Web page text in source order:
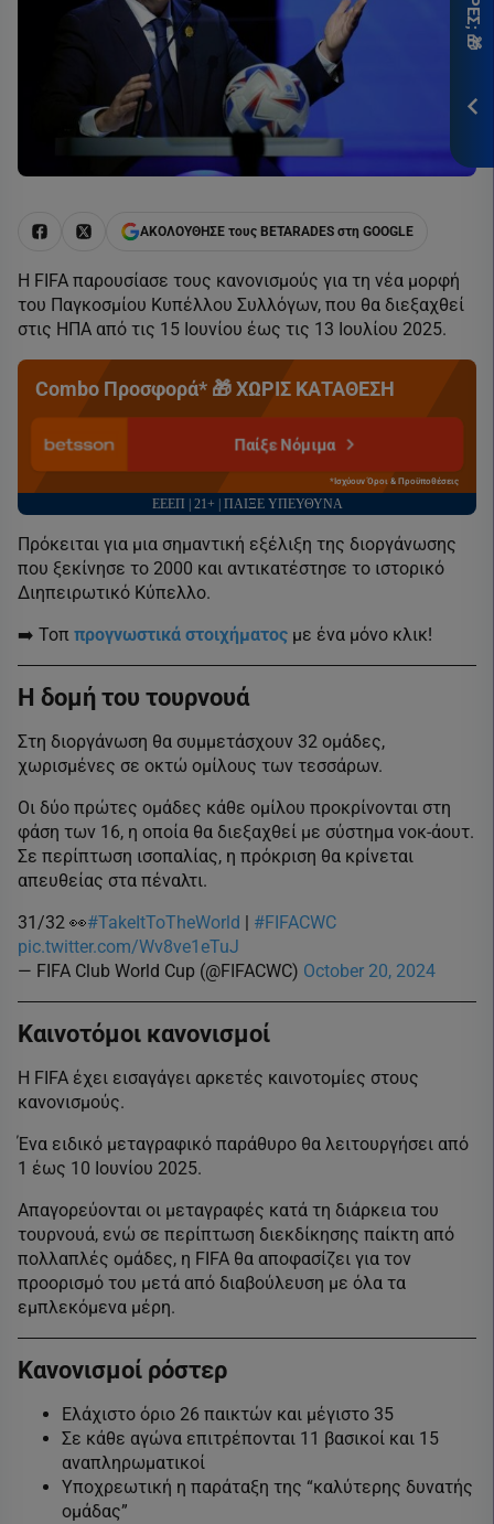
ΑΚΟΛΟΥΘΗΣΕ τους BETARADES στη GOOGLE
Η FIFA παρουσίασε τους κανονισμούς για τη νέα μορφή
του Παγκοσμίου Κυπέλλου Συλλόγων, που θα διεξαχθεί
στις ΗΠΑ από τις 15 Ιουνίου έως τις 13 Ιουλίου 2025.
Combo Προσφορά* 🎁 ΧΩΡΙΣ ΚΑΤΑΘΕΣΗ
Παίξε Νόμιμα
*Ισχύουν Όροι & Προϋποθέσεις
ΕΕΕΠ | 21+ | ΠΑΙΞΕ ΥΠΕΥΘΥΝΑ
Πρόκειται για μια σημαντική εξέλιξη της διοργάνωσης
που ξεκίνησε το 2000 και αντικατέστησε το ιστορικό
Διηπειρωτικό Κύπελλο.
➡️ Τοπ προγνωστικά στοιχήματος με ένα μόνο κλικ!
Η δομή του τουρνουά
Στη διοργάνωση θα συμμετάσχουν 32 ομάδες,
χωρισμένες σε οκτώ ομίλους των τεσσάρων.
Οι δύο πρώτες ομάδες κάθε ομίλου προκρίνονται στη
φάση των 16, η οποία θα διεξαχθεί με σύστημα νοκ-άουτ.
Σε περίπτωση ισοπαλίας, η πρόκριση θα κρίνεται
απευθείας στα πέναλτι.
31/32 👀#TakeItToTheWorld
#FIFACWC
pic.twitter.com/Wv8ve1eTuJ
— FIFA Club World Cup (@FIFACWC) October 20, 2024
Καινοτόμοι κανονισμοί
Η FIFA έχει εισαγάγει αρκετές καινοτομίες στους
κανονισμούς.
Ένα ειδικό μεταγραφικό παράθυρο θα λειτουργήσει από
1 έως 10 Ιουνίου 2025.
Απαγορεύονται οι μεταγραφές κατά τη διάρκεια του
τουρνουά, ενώ σε περίπτωση διεκδίκησης παίκτη από
πολλαπλές ομάδες, η FIFA θα αποφασίζει για τον
προορισμό του μετά από διαβούλευση με όλα τα
εμπλεκόμενα μέρη.
Κανονισμοί ρόστερ
Ελάχιστο όριο 26 παικτών και μέγιστο 35
Σε κάθε αγώνα επιτρέπονται 11 βασικοί και 15
αναπληρωματικοί
Υποχρεωτική η παράταξη της “καλύτερης δυνατής
ομάδας”
&